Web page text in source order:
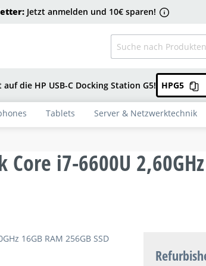
Jetzt anmelden und 10€ sparen!
die HP USB-C Docking Station G5! HPG5
Tablets Server & Netzwerktechnik
i7-6600U